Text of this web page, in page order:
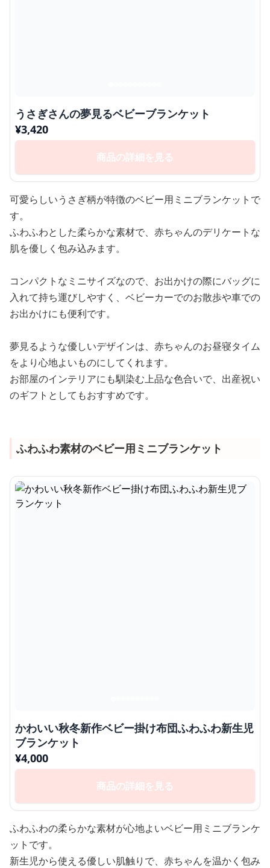
うさぎさんの夢見るベビーブランケット
¥3,420
商品の詳細を見る
可愛らしいうさぎ柄が特徴のベビー用ミニブランケットで
す。
ふわふわとした柔らかな素材で、赤ちゃんのデリケートな
肌を優しく包み込みます。
コンパクトなミニサイズなので、お出かけの際にバッグに
入れて持ち運びしやすく、ベビーカーでのお散歩や車での
お出かけにも便利です。
夢見るような優しいデザインは、赤ちゃんのお昼寝タイム
をより心地よいものにしてくれます。
お部屋のインテリアにも馴染む上品な色合いで、出産祝い
のギフトとしてもおすすめです。
ふわふわ素材のベビー用ミニブランケット
かわいい秋冬新作ベビー掛け布団ふわふわ新生児
ブランケット
¥4,000
商品の詳細を見る
ふわふわの柔らかな素材が心地よいベビー用ミニブランケ
ットです。
新生児から使える優しい肌触りで、赤ちゃんを温かく包み